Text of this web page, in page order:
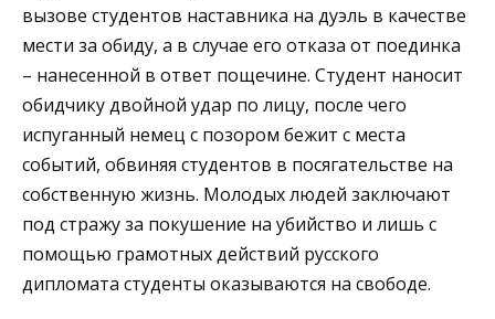
вызове студентов наставника на дуэль в качестве
мести за обиду, а в случае его отказа от поединка
– нанесенной в ответ пощечине. Студент наносит
обидчику двойной удар по лицу, после чего
испуганный немец с позором бежит с места
событий, обвиняя студентов в посягательстве на
собственную жизнь. Молодых людей заключают
под стражу за покушение на убийство и лишь с
помощью грамотных действий русского
дипломата студенты оказываются на свободе.